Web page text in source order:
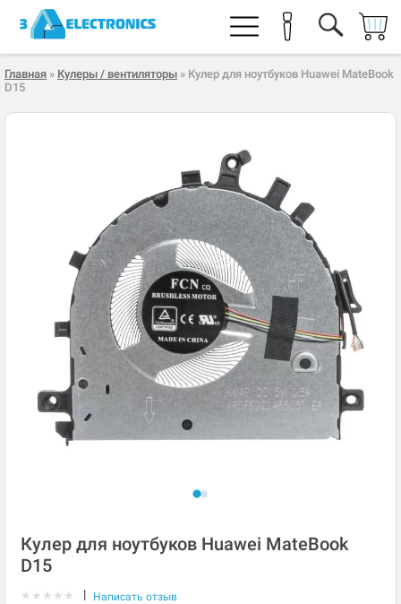
Главная » Кулеры / вентиляторы » Кулер для ноутбуков Huawei MateBook
D15
Кулер для ноутбуков Huawei MateBook
D15
★ ★ ★ ★ ★ | Написать отзыв